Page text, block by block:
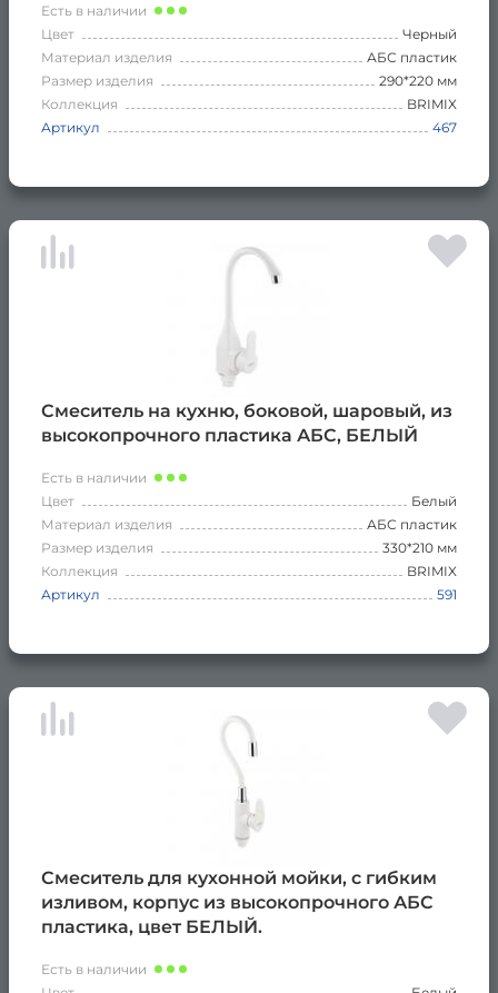
Есть в наличии
Цвет
Черный
Материал изделия
АБС пластик
Размер изделия
290*220 мм
Коллекция
BRIMIX
Артикул
467
Смеситель на кухню, боковой, шаровый, из
высокопрочного пластика АБС, БЕЛЫЙ
Есть в наличии
Цвет
Белый
Материал изделия
АБС пластик
Размер изделия
330*210 мм
Коллекция
BRIMIX
Артикул
591
Смеситель для кухонной мойки, с гибким
изливом, корпус из высокопрочного АБС
пластика, цвет БЕЛЫЙ.
Есть в наличии